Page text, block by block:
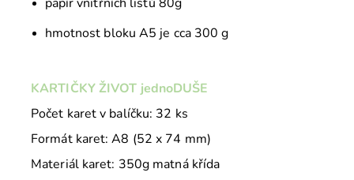
papír vnitřních listů 80g
hmotnost bloku A5 je cca 300 g
KARTIČKY ŽIVOT jednoDUŠE
Počet karet v balíčku: 32 ks
Formát karet: A8 (52 x 74 mm)
Materiál karet: 350g matná křída